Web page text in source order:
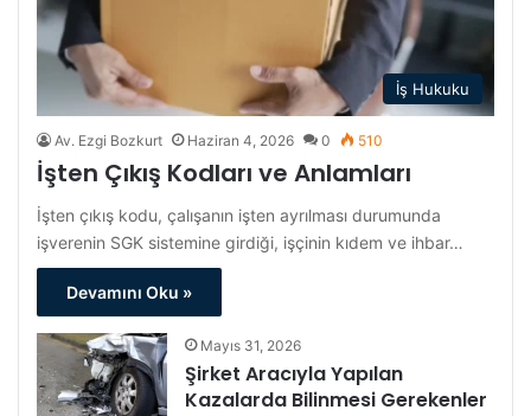
İş Hukuku
Av. Ezgi Bozkurt Haziran 4, 2026 0 510
İşten Çıkış Kodları ve Anlamları
İşten çıkış kodu, çalışanın işten ayrılması durumunda
işverenin SGK sistemine girdiği, işçinin kıdem ve ihbar…
Devamını Oku »
Mayıs 31, 2026
Şirket Aracıyla Yapılan
Kazalarda Bilinmesi Gerekenler